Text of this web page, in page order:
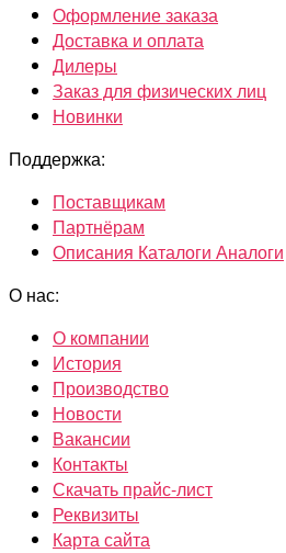
Оформление заказа
Доставка и оплата
Дилеры
Заказ для физических лиц
Новинки
Поддержка:
Поставщикам
Партнёрам
Описания Каталоги Аналоги
О нас:
О компании
История
Производство
Новости
Вакансии
Контакты
Скачать прайс-лист
Реквизиты
Карта сайта